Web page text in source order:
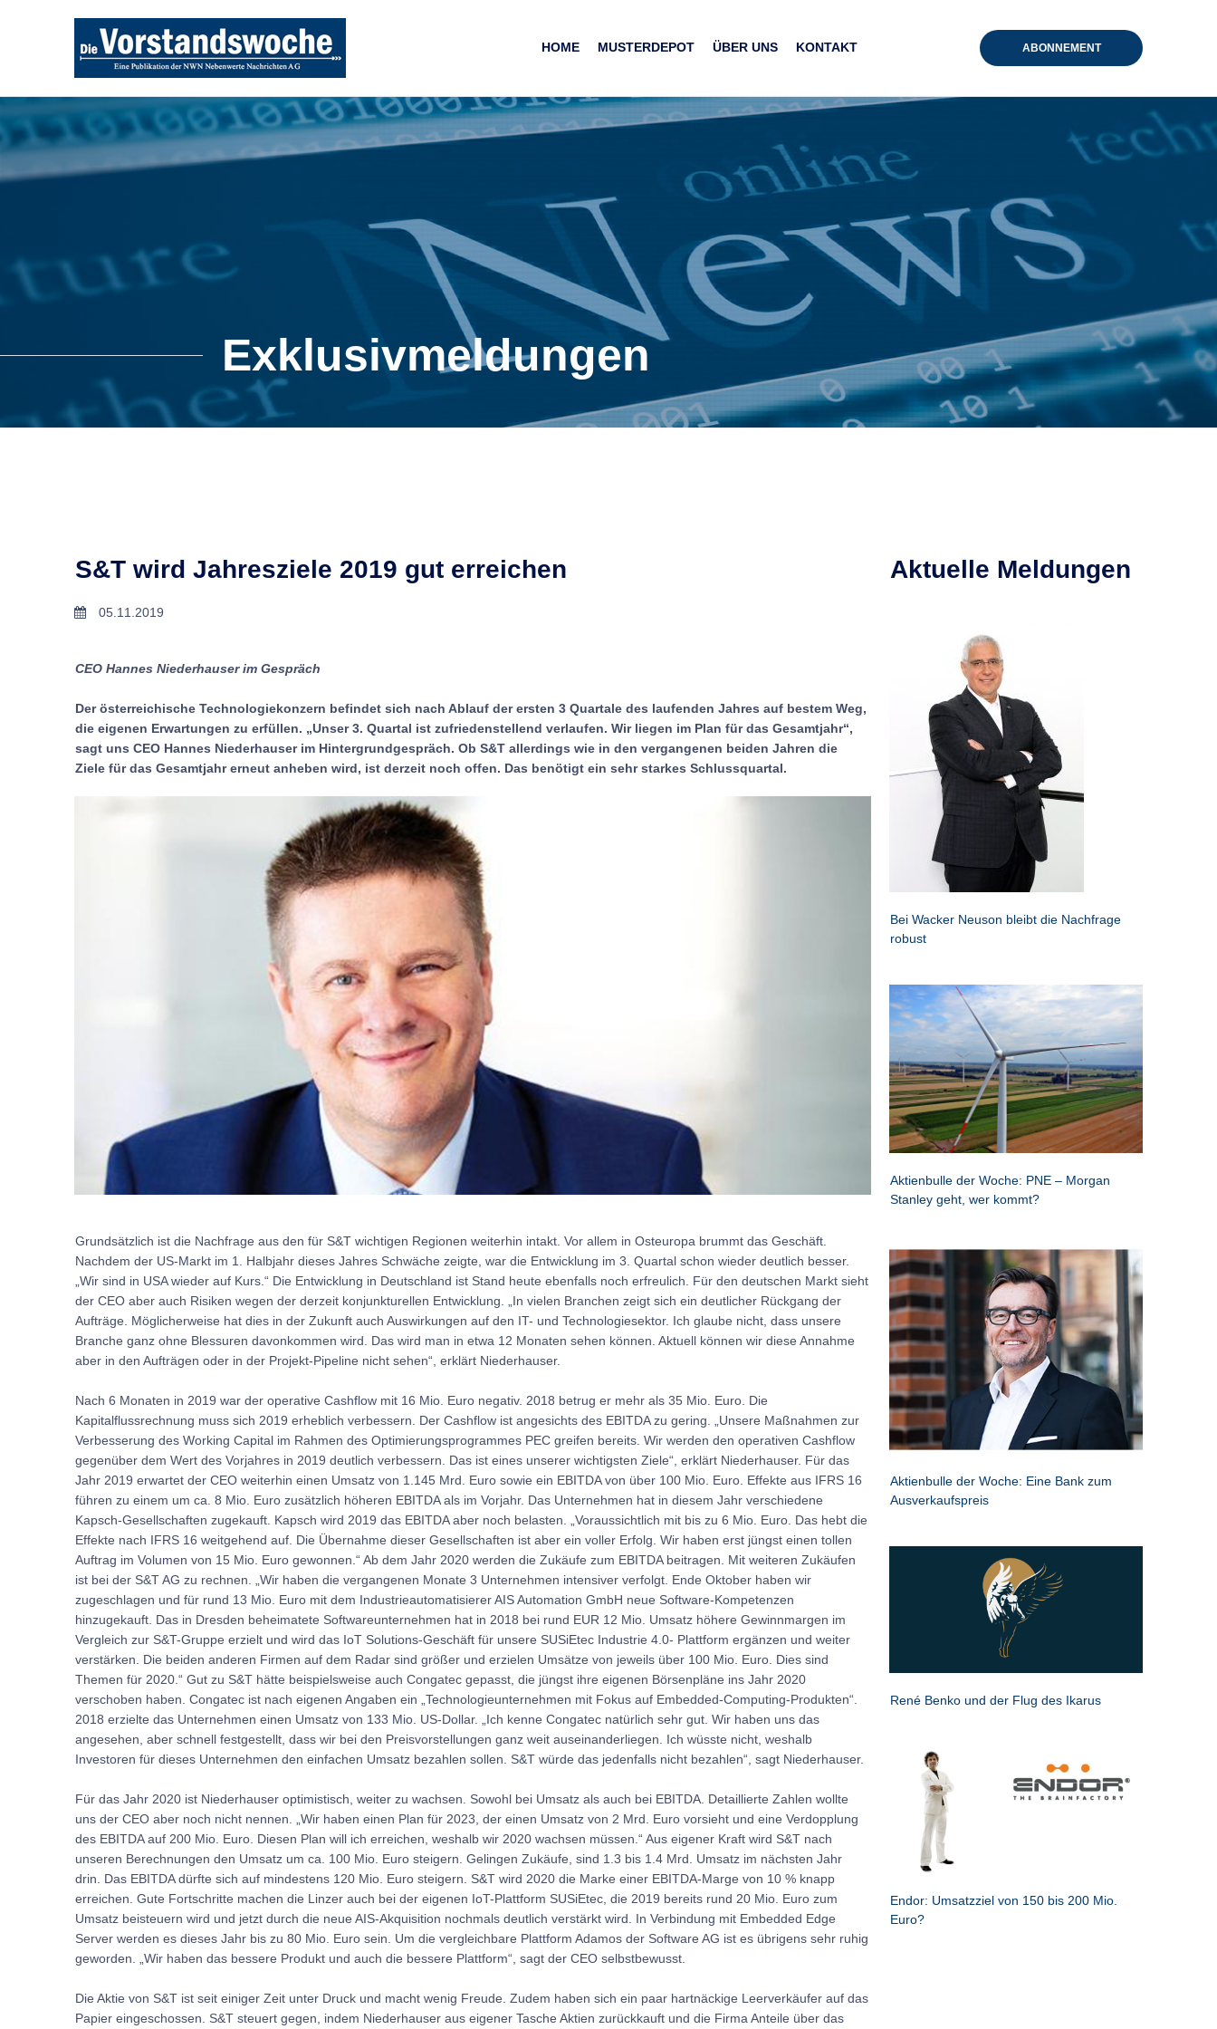
HOME MUSTERDEPOT ÜBER UNS KONTAKT ABONNEMENT
Exklusivmeldungen
S&T wird Jahresziele 2019 gut erreichen
05.11.2019
CEO Hannes Niederhauser im Gespräch
Der österreichische Technologiekonzern befindet sich nach Ablauf der ersten 3 Quartale des laufenden Jahres auf bestem Weg,
die eigenen Erwartungen zu erfüllen. „Unser 3. Quartal ist zufriedenstellend verlaufen. Wir liegen im Plan für das Gesamtjahr“,
sagt uns CEO Hannes Niederhauser im Hintergrundgespräch. Ob S&T allerdings wie in den vergangenen beiden Jahren die
Ziele für das Gesamtjahr erneut anheben wird, ist derzeit noch offen. Das benötigt ein sehr starkes Schlussquartal.
Grundsätzlich ist die Nachfrage aus den für S&T wichtigen Regionen weiterhin intakt. Vor allem in Osteuropa brummt das Geschäft.
Nachdem der US-Markt im 1. Halbjahr dieses Jahres Schwäche zeigte, war die Entwicklung im 3. Quartal schon wieder deutlich besser.
„Wir sind in USA wieder auf Kurs.“ Die Entwicklung in Deutschland ist Stand heute ebenfalls noch erfreulich. Für den deutschen Markt sieht
der CEO aber auch Risiken wegen der derzeit konjunkturellen Entwicklung. „In vielen Branchen zeigt sich ein deutlicher Rückgang der
Aufträge. Möglicherweise hat dies in der Zukunft auch Auswirkungen auf den IT- und Technologiesektor. Ich glaube nicht, dass unsere
Branche ganz ohne Blessuren davonkommen wird. Das wird man in etwa 12 Monaten sehen können. Aktuell können wir diese Annahme
aber in den Aufträgen oder in der Projekt-Pipeline nicht sehen“, erklärt Niederhauser.
Nach 6 Monaten in 2019 war der operative Cashflow mit 16 Mio. Euro negativ. 2018 betrug er mehr als 35 Mio. Euro. Die
Kapitalflussrechnung muss sich 2019 erheblich verbessern. Der Cashflow ist angesichts des EBITDA zu gering. „Unsere Maßnahmen zur
Verbesserung des Working Capital im Rahmen des Optimierungsprogrammes PEC greifen bereits. Wir werden den operativen Cashflow
gegenüber dem Wert des Vorjahres in 2019 deutlich verbessern. Das ist eines unserer wichtigsten Ziele“, erklärt Niederhauser. Für das
Jahr 2019 erwartet der CEO weiterhin einen Umsatz von 1.145 Mrd. Euro sowie ein EBITDA von über 100 Mio. Euro. Effekte aus IFRS 16
führen zu einem um ca. 8 Mio. Euro zusätzlich höheren EBITDA als im Vorjahr. Das Unternehmen hat in diesem Jahr verschiedene
Kapsch-Gesellschaften zugekauft. Kapsch wird 2019 das EBITDA aber noch belasten. „Voraussichtlich mit bis zu 6 Mio. Euro. Das hebt die
Effekte nach IFRS 16 weitgehend auf. Die Übernahme dieser Gesellschaften ist aber ein voller Erfolg. Wir haben erst jüngst einen tollen
Auftrag im Volumen von 15 Mio. Euro gewonnen.“ Ab dem Jahr 2020 werden die Zukäufe zum EBITDA beitragen. Mit weiteren Zukäufen
ist bei der S&T AG zu rechnen. „Wir haben die vergangenen Monate 3 Unternehmen intensiver verfolgt. Ende Oktober haben wir
zugeschlagen und für rund 13 Mio. Euro mit dem Industrieautomatisierer AIS Automation GmbH neue Software-Kompetenzen
hinzugekauft. Das in Dresden beheimatete Softwareunternehmen hat in 2018 bei rund EUR 12 Mio. Umsatz höhere Gewinnmargen im
Vergleich zur S&T-Gruppe erzielt und wird das IoT Solutions-Geschäft für unsere SUSiEtec Industrie 4.0- Plattform ergänzen und weiter
verstärken. Die beiden anderen Firmen auf dem Radar sind größer und erzielen Umsätze von jeweils über 100 Mio. Euro. Dies sind
Themen für 2020.“ Gut zu S&T hätte beispielsweise auch Congatec gepasst, die jüngst ihre eigenen Börsenpläne ins Jahr 2020
verschoben haben. Congatec ist nach eigenen Angaben ein „Technologieunternehmen mit Fokus auf Embedded-Computing-Produkten“.
2018 erzielte das Unternehmen einen Umsatz von 133 Mio. US-Dollar. „Ich kenne Congatec natürlich sehr gut. Wir haben uns das
angesehen, aber schnell festgestellt, dass wir bei den Preisvorstellungen ganz weit auseinanderliegen. Ich wüsste nicht, weshalb
Investoren für dieses Unternehmen den einfachen Umsatz bezahlen sollen. S&T würde das jedenfalls nicht bezahlen“, sagt Niederhauser.
Für das Jahr 2020 ist Niederhauser optimistisch, weiter zu wachsen. Sowohl bei Umsatz als auch bei EBITDA. Detaillierte Zahlen wollte
uns der CEO aber noch nicht nennen. „Wir haben einen Plan für 2023, der einen Umsatz von 2 Mrd. Euro vorsieht und eine Verdopplung
des EBITDA auf 200 Mio. Euro. Diesen Plan will ich erreichen, weshalb wir 2020 wachsen müssen.“ Aus eigener Kraft wird S&T nach
unseren Berechnungen den Umsatz um ca. 100 Mio. Euro steigern. Gelingen Zukäufe, sind 1.3 bis 1.4 Mrd. Umsatz im nächsten Jahr
drin. Das EBITDA dürfte sich auf mindestens 120 Mio. Euro steigern. S&T wird 2020 die Marke einer EBITDA-Marge von 10 % knapp
erreichen. Gute Fortschritte machen die Linzer auch bei der eigenen IoT-Plattform SUSiEtec, die 2019 bereits rund 20 Mio. Euro zum
Umsatz beisteuern wird und jetzt durch die neue AIS-Akquisition nochmals deutlich verstärkt wird. In Verbindung mit Embedded Edge
Server werden es dieses Jahr bis zu 80 Mio. Euro sein. Um die vergleichbare Plattform Adamos der Software AG ist es übrigens sehr ruhig
geworden. „Wir haben das bessere Produkt und auch die bessere Plattform“, sagt der CEO selbstbewusst.
Die Aktie von S&T ist seit einiger Zeit unter Druck und macht wenig Freude. Zudem haben sich ein paar hartnäckige Leerverkäufer auf das
Papier eingeschossen. S&T steuert gegen, indem Niederhauser aus eigener Tasche Aktien zurückkauft und die Firma Anteile über das
Aktuelle Meldungen
Bei Wacker Neuson bleibt die Nachfrage
robust
Aktienbulle der Woche: PNE – Morgan
Stanley geht, wer kommt?
Aktienbulle der Woche: Eine Bank zum
Ausverkaufspreis
René Benko und der Flug des Ikarus
Endor: Umsatzziel von 150 bis 200 Mio.
Euro?